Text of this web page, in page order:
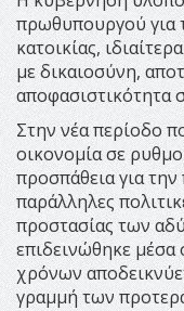
πρωθυπουργού για
κατοικίας,
με δικαιοσύνη,
αποφασιστικότητα
Στην νέα περίοδο
οικονομία σε
προσπάθεια για
παράλληλες
προστασίας των
επιδεινώθηκε
χρόνων
γραμμή των